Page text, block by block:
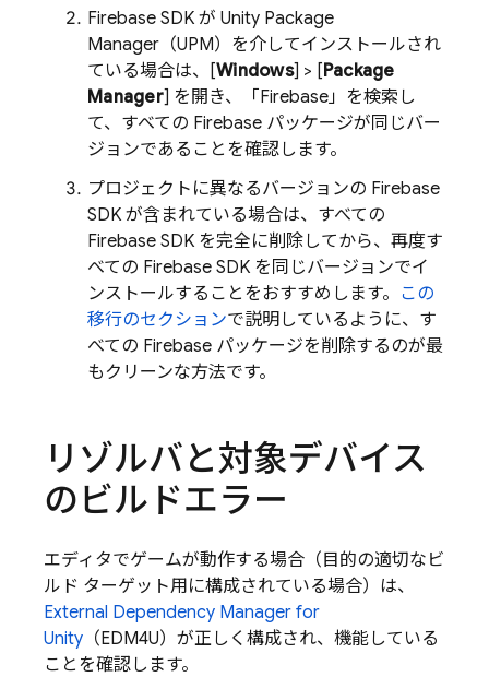
Firebase SDK が Unity Package
Manager（UPM）を介してインストールされ
ている場合は、[Windows] > [Package
Manager] を開き、「Firebase」を検索し
て、すべての Firebase パッケージが同じバー
ジョンであることを確認します。
プロジェクトに異なるバージョンの Firebase
SDK が含まれている場合は、すべての
Firebase SDK を完全に削除してから、再度す
べての Firebase SDK を同じバージョンでイ
ンストールすることをおすすめします。 この
移行のセクションで説明しているように、す
べての Firebase パッケージを削除するのが最
もクリーンな方法です。
リゾルバと対象デバイス
のビルドエラー
エディタでゲームが動作する場合（目的の適切なビ
ルド ターゲット用に構成されている場合）は、
External Dependency Manager for
Unity （EDM4U）が正しく構成され、機能している
ことを確認します。